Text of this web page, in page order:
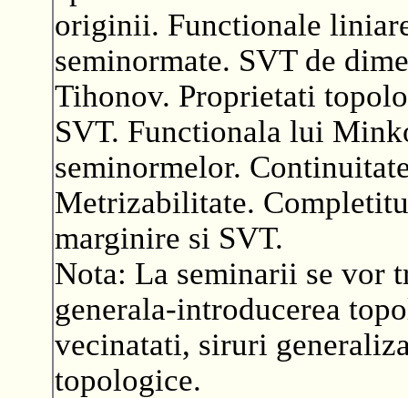
originii. Functionale
seminormate. SVT de
Tihonov. Proprietati
SVT. Functionala lui
seminormelor.
Metrizabilitate.
marginire si SVT.
Nota: La seminarii se vor
generala-introducerea
vecinatati, siruri
topologice.